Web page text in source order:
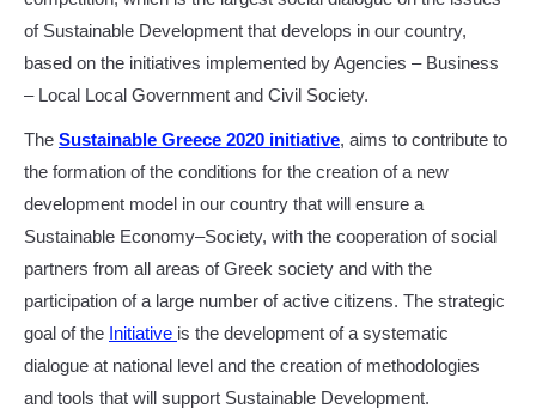
of Sustainable Development that develops in our country,
based on the initiatives implemented by Agencies – Business
– Local Local Government and Civil Society.
The Sustainable Greece 2020 initiative, aims to contribute to
the formation of the conditions for the creation of a new
development model in our country that will ensure a
Sustainable Economy–Society, with the cooperation of social
partners from all areas of Greek society and with the
participation of a large number of active citizens. The strategic
goal of the Initiative is the development of a systematic
dialogue at national level and the creation of methodologies
and tools that will support Sustainable Development.